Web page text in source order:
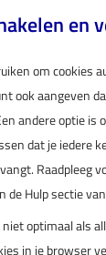
en
om cookies
ook aangeven
andere optie is
dat je iedere
Raadpleeg
de Hulp sectie
optimaal als
in je browser